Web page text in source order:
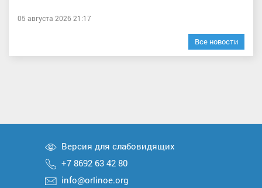
05 августа 2026 21:17
Все новости
Версия для слабовидящих
+7 8692 63 42 80
info@orlinoe.org